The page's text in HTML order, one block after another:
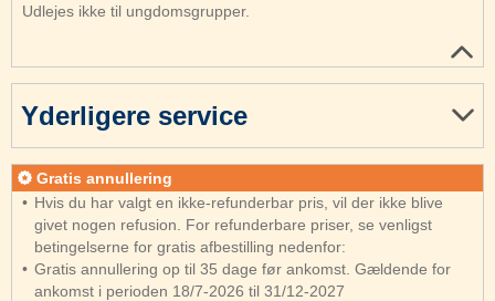
Udlejes ikke til ungdomsgrupper.
Yderligere service
Gratis annullering
Hvis du har valgt en ikke-refunderbar pris, vil der ikke blive
givet nogen refusion. For refunderbare priser, se venligst
betingelserne for gratis afbestilling nedenfor:
Gratis annullering op til 35 dage før ankomst. Gældende for
ankomst i perioden 18/7-2026 til 31/12-2027